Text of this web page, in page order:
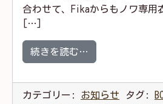
合わせて、Fikaからもノワ専
[…]
続きを読む…
カテゴリー: お知らせ タグ: